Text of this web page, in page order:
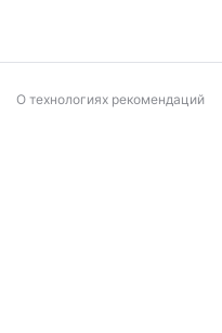
О технологиях рекомендаций